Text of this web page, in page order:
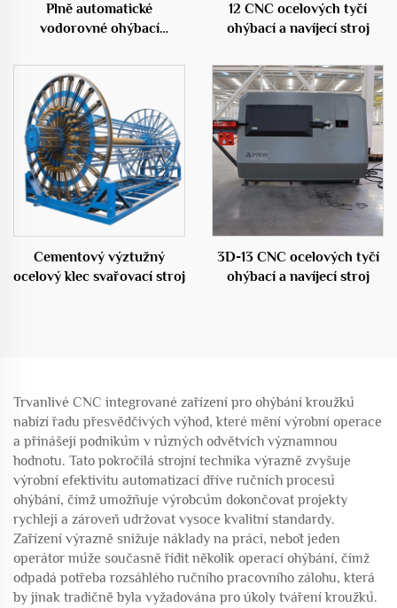
Plně automatické
vodorovné ohýbací
12 CNC ocelových tyčí
ohýbací a navíjecí stroj
Cementový výztužný
ocelový klec svařovací stroj
3D-13 CNC ocelových tyčí
ohýbací a navíjecí stroj
Trvanlivé CNC integrované zařízení pro ohýbání kroužků
nabízí řadu přesvědčivých výhod, které mění výrobní operace
a přinášejí podnikům v různých odvětvích významnou
hodnotu. Tato pokročilá strojní technika výrazně zvyšuje
výrobní efektivitu automatizací dříve ručních procesů
ohýbání, čímž umožňuje výrobcům dokončovat projekty
rychleji a zároveň udržovat vysoce kvalitní standardy.
Zařízení výrazně snižuje náklady na práci, neboť jeden
operátor může současně řídit několik operací ohýbání, čímž
odpadá potřeba rozsáhlého ručního pracovního zálohu, která
by jinak tradičně byla vyžadována pro úkoly tváření kroužků.